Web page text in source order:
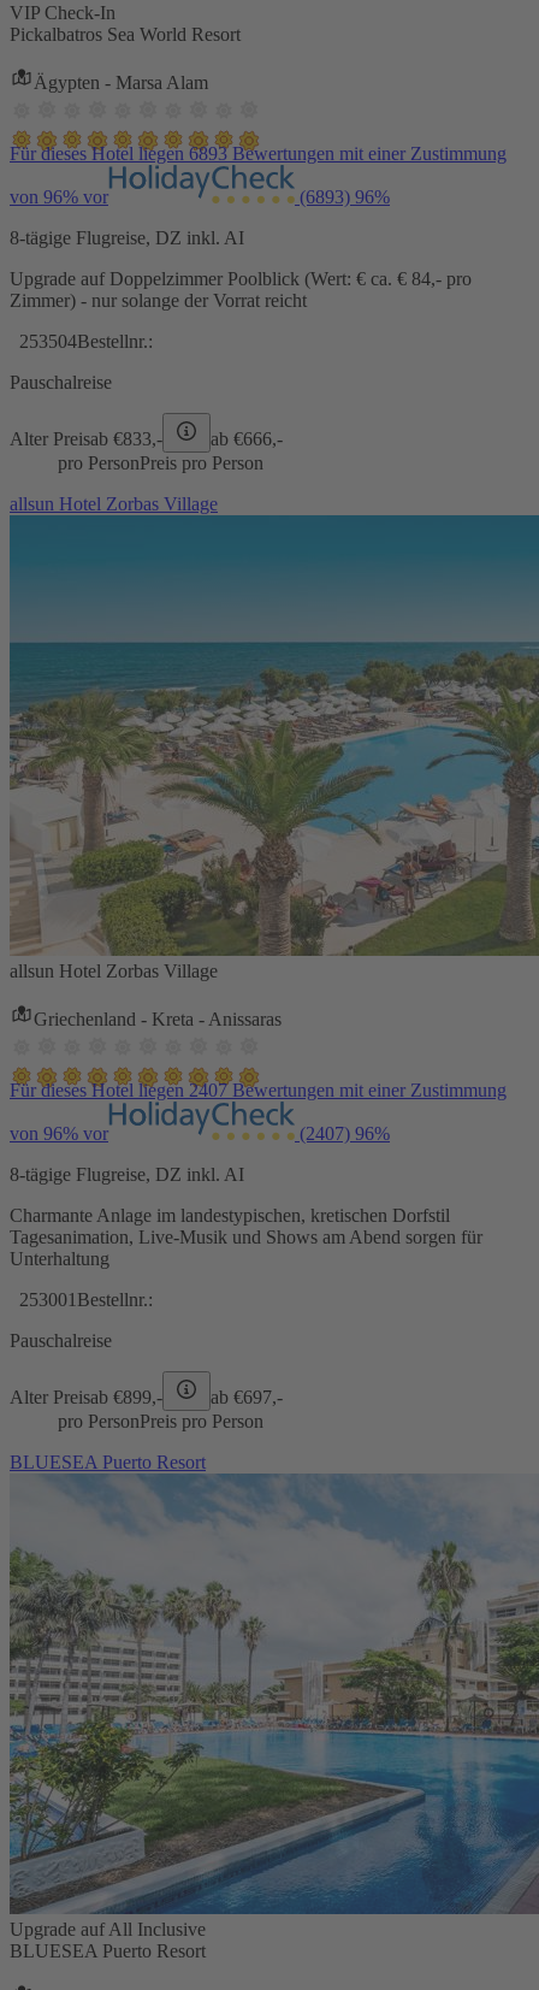
VIP Check-In
Pickalbatros Sea World Resort
Ägypten - Marsa Alam
Für dieses Hotel liegen 6893 Bewertungen mit einer Zustimmung
von 96% vor (6893) 96%
8-tägige Flugreise, DZ inkl. AI
Upgrade auf Doppelzimmer Poolblick (Wert: € ca. € 84,- pro
Zimmer) - nur solange der Vorrat reicht
253504Bestellnr.:
Pauschalreise
Alter Preisab €833,- ab €666,-
pro PersonPreis pro Person
allsun Hotel Zorbas Village
allsun Hotel Zorbas Village
Griechenland - Kreta - Anissaras
Für dieses Hotel liegen 2407 Bewertungen mit einer Zustimmung
von 96% vor (2407) 96%
8-tägige Flugreise, DZ inkl. AI
Charmante Anlage im landestypischen, kretischen Dorfstil
Tagesanimation, Live-Musik und Shows am Abend sorgen für
Unterhaltung
253001 Bestellnr.:
Pauschalreise
Alter Preisab €899,- ab €697,-
pro PersonPreis pro Person
BLUESEA Puerto Resort
Upgrade auf All Inclusive
BLUESEA Puerto Resort